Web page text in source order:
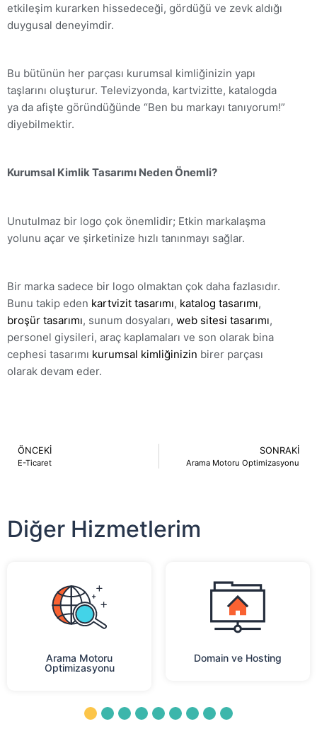
etkileşim kurarken hissedeceği, gördüğü ve zevk aldığı
duygusal deneyimdir.
Bu bütünün her parçası kurumsal kimliğinizin yapı
taşlarını oluşturur. Televizyonda, kartvizitte, katalogda
ya da afişte göründüğünde “Ben bu markayı tanıyorum!”
diyebilmektir.
Kurumsal Kimlik Tasarımı Neden Önemli?
Unutulmaz bir logo çok önemlidir; Etkin markalaşma
yolunu açar ve şirketinize hızlı tanınmayı sağlar.
Bir marka sadece bir logo olmaktan çok daha fazlasıdır.
Bunu takip eden kartvizit tasarımı, katalog tasarımı,
broşür tasarımı, sunum dosyaları, web sitesi tasarımı,
personel giysileri, araç kaplamaları ve son olarak bina
cephesi tasarımı kurumsal kimliğinizin birer parçası
olarak devam eder.
ÖNCEKI
E-Ticaret
SONRAKI
Arama Motoru Optimizasyonu
Diğer Hizmetlerim
Motoru
Domain ve Hosting
3 4 5 6 7 8 9